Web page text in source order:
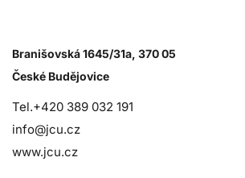
Branišovská 1645/31a, 370 05
České Budějovice
Tel.+420 389 032 191
info@jcu.cz
www.jcu.cz